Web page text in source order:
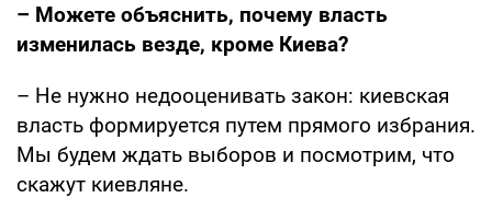
– Можете объяснить, почему власть
изменилась везде, кроме Киева?
– Не нужно недооценивать закон: киевская
власть формируется путем прямого избрания.
Мы будем ждать выборов и посмотрим, что
скажут киевляне.